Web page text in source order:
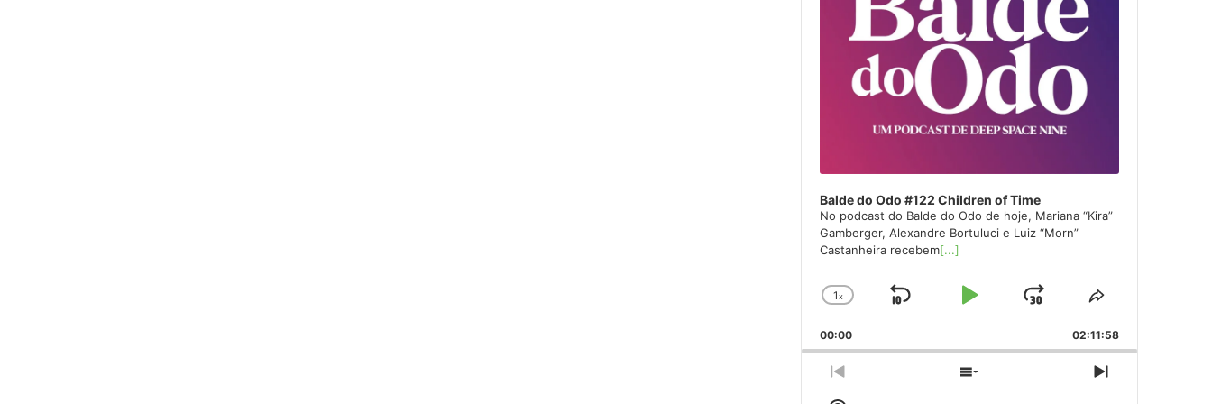
Balde do Odo #122 Children of Time
No podcast do Balde do Odo de hoje, Mariana “Kira”
Gamberger, Alexandre Bortuluci e Luiz “Morn”
Castanheira recebem[...]
Change
Rate
1x
Skip
Play
Jump
Forward
Share
Episode
00:00 02:11:58
Previous
Episode
Show
Next